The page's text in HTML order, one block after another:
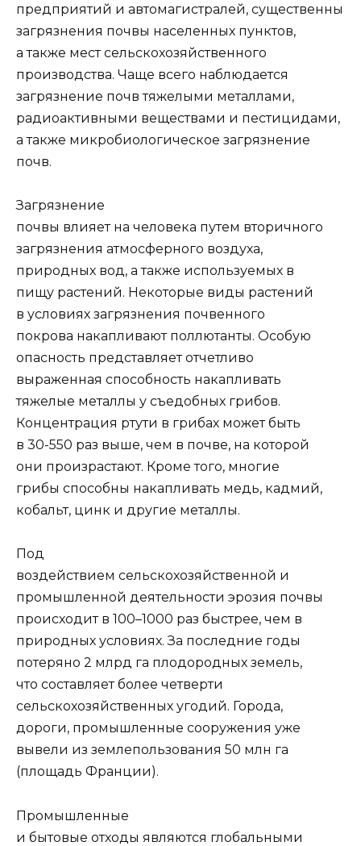
предприятий и автомагистралей, существенны
загрязнения почвы населенных пунктов,
а также мест сельскохозяйственного
производства. Чаще всего наблюдается
загрязнение почв тяжелыми металлами,
радиоактивными веществами и пестицидами,
а также микробиологическое загрязнение
почв.
Загрязнение
почвы влияет на человека путем вторичного
загрязнения атмосферного воздуха,
природных вод, а также используемых в
пищу растений. Некоторые виды растений
в условиях загрязнения почвенного
покрова накапливают поллютанты. Особую
опасность представляет отчетливо
выраженная способность накапливать
тяжелые металлы у съедобных грибов.
Концентрация ртути в грибах может быть
в 30-550 раз выше, чем в почве, на которой
они произрастают. Кроме того, многие
грибы способны накапливать медь, кадмий,
кобальт, цинк и другие металлы.
Под
воздействием сельскохозяйственной и
промышленной деятельности эрозия почвы
происходит в 100–1000 раз быстрее, чем в
природных условиях. За последние годы
потеряно 2 млрд га плодородных земель,
что составляет более четверти
сельскохозяйственных угодий. Города,
дороги, промышленные сооружения уже
вывели из землепользования 50 млн га
(площадь Франции).
Промышленные
и бытовые отходы являются глобальными